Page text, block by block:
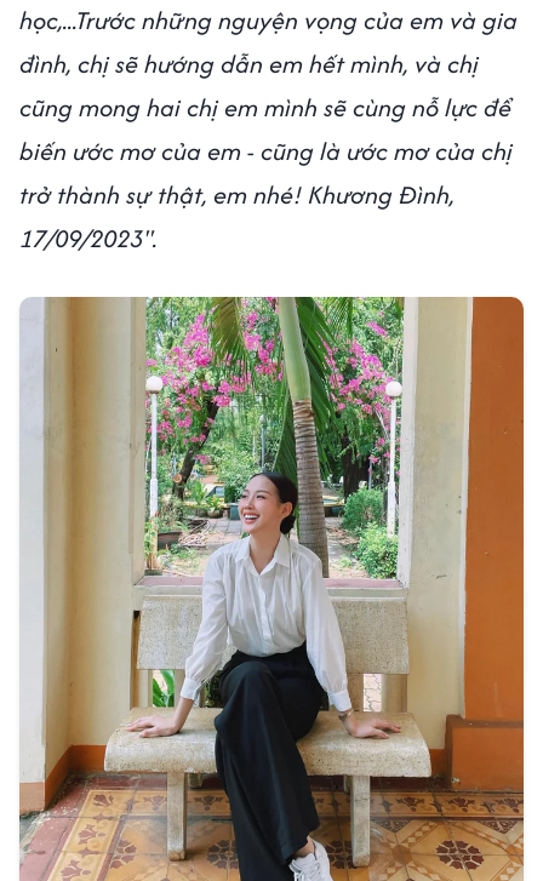
học,...Trước những nguyện vọng của em và gia
đình, chị sẽ hướng dẫn em hết mình, và chị
cũng mong hai chị em mình sẽ cùng nỗ lực để
biến ước mơ của em - cũng là ước mơ của chị
trở thành sự thật, em nhé! Khương Đình,
17/09/2023".